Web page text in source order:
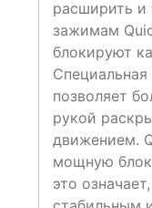
расширить и
зажимам
блокируют
позволяет
рукой
движением.
мощную
это